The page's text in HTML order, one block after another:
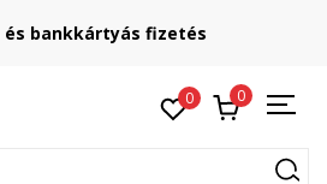
és bankkártyás fizetés
0 0